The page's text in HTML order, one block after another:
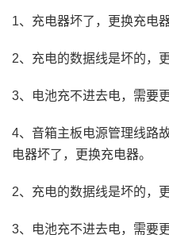
1、充电器坏了，更换充电器
2、充电的数据线是坏的，
3、电池充不进去电，需要
4、音箱主板电源管理线路
电器坏了，更换充电器。
2、充电的数据线是坏的，
3、电池充不进去电，需要